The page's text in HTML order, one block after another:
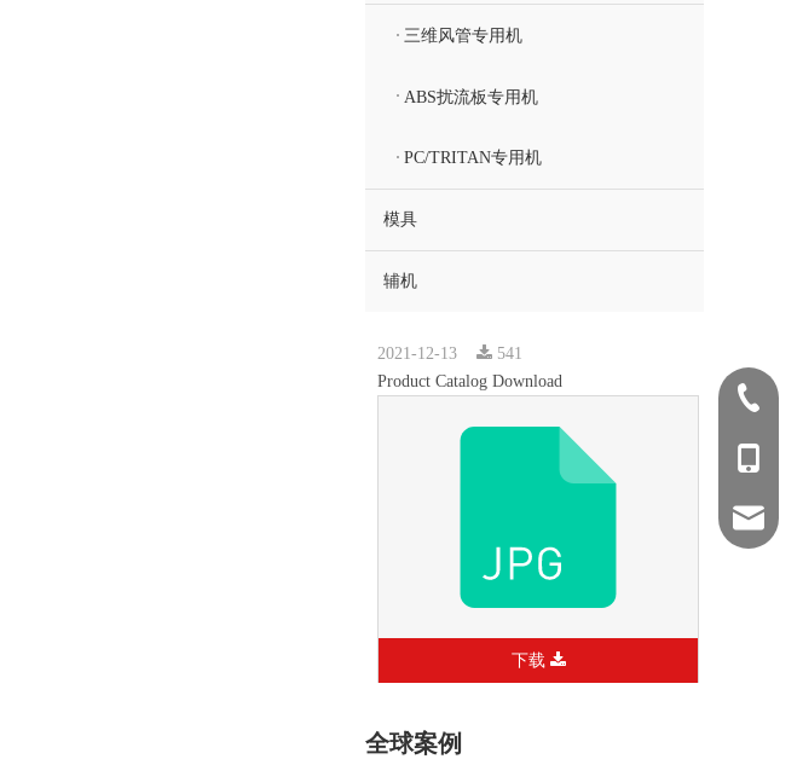
三维风管专用机
ABS扰流板专用机
PC/TRITAN专用机
模具
辅机
2021-12-13
541
Product Catalog Download
下载
全球案例
0512-